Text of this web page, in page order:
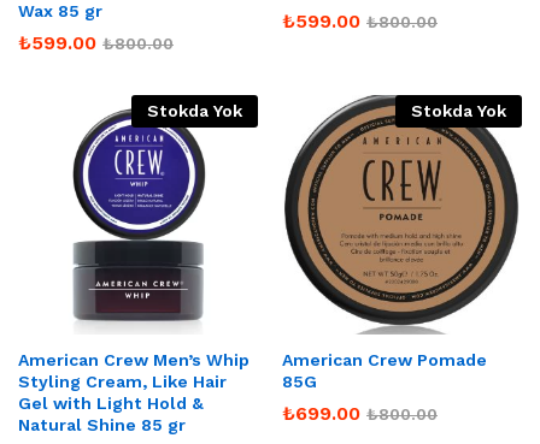
Wax 85 gr
₺599.00 ₺800.00
₺599.00 ₺800.00
Stokda Yok
American Crew Men’s Whip
Styling Cream, Like Hair
Gel with Light Hold &
Natural Shine 85 gr
Stokda Yok
American Crew Pomade
85G
₺699.00 ₺800.00